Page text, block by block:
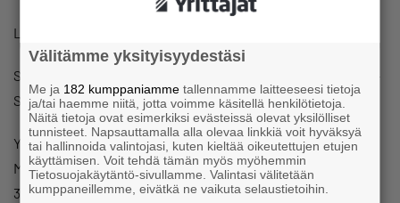
Lisätietoja:
Satakunnan vuoden nuori yrittäjä 2023: Joona Salmi | Tech-
Salmi Oy | 0405707699
Yrittäjäpalkinnoista yleisesti:
Markku Kivinen | toimitusjohtaja Satakunnan Yrittäjät | 050
377 8006
Välitämme yksityisyydestäsi
Me ja 182 kumppaniamme tallennamme laitteeseesi tietoja
ja/tai haemme niitä, jotta voimme käsitellä henkilötietoja.
Näitä tietoja ovat esimerkiksi evästeissä olevat yksilölliset
tunnisteet. Napsauttamalla alla olevaa linkkiä voit hyväksyä
tai hallinnoida valintojasi, kuten kieltää oikeutettujen etujen
käyttämisen. Voit tehdä tämän myös myöhemmin
Tietosuojakäytäntö-sivullamme. Valintasi välitetään
kumppaneillemme, eivätkä ne vaikuta selaustietoihin.